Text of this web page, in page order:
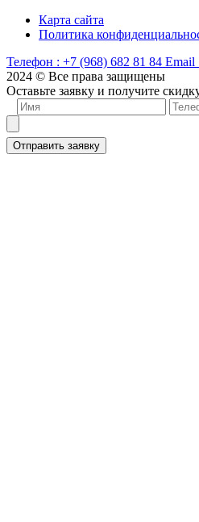
Карта сайта
Политика
Телефон : +7 (968) 682 81 84 Email
2024 © Все права защищены
Оставьте заявку и получите
Отправить заявку